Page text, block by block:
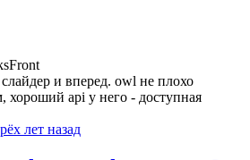
и вперед. owl не плохо
хороший api у него - доступная
лет назад